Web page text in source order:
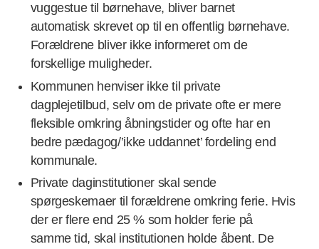
vuggestue til børnehave, bliver barnet
automatisk skrevet op til en offentlig børnehave.
Forældrene bliver ikke informeret om de
forskellige muligheder.
Kommunen henviser ikke til private
dagplejetilbud, selv om de private ofte er mere
fleksible omkring åbningstider og ofte har en
bedre pædagog/’ikke uddannet’ fordeling end
kommunale.
Private daginstitutioner skal sende
spørgeskemaer til forældrene omkring ferie. Hvis
der er flere end 25 % som holder ferie på
samme tid, skal institutionen holde åbent. De